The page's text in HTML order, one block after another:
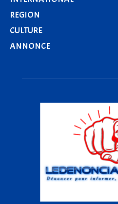
REGION
CULTURE
ANNONCE